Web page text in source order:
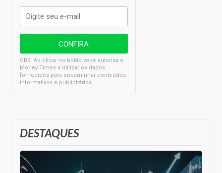
DESTAQUES
OBS: Ao clicar no botão você autoriza o
Money Times a utilizar os dados
fornecidos para encaminhar conteúdos
informativos e publicitários.